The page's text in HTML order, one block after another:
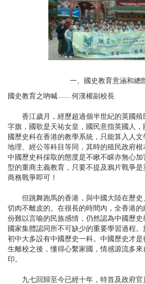
一、國史教育意涵和總
國史教育之吶喊
何漢權副校長
香江歲月，經歷超過個半世紀的英國殖
字旗，國歌是天祐女皇，國民意指英國人
國歷史科在香港的教學系統，只能算入人
地理、經公等科目等同，其時的殖民政府
中國歷史科採取的態度是不瞅不睬亦無心
型的重商主義教育，只要不提及鴉片戰爭
商務戰爭即可！
但跳舞跑馬的香港，與中國大陸在歷史
切肉不離皮的。在很長的時間內，全香港
份難以言喻的民族感情，仍然認為中國歷
國家集體認同所不可缺少的重要學習過程
初中大多設有中國歷史一科。中國歷史才
生離校之後，懂得心繫家國，情感源流多
印。
九七回歸至今已經十年，特首及政府官